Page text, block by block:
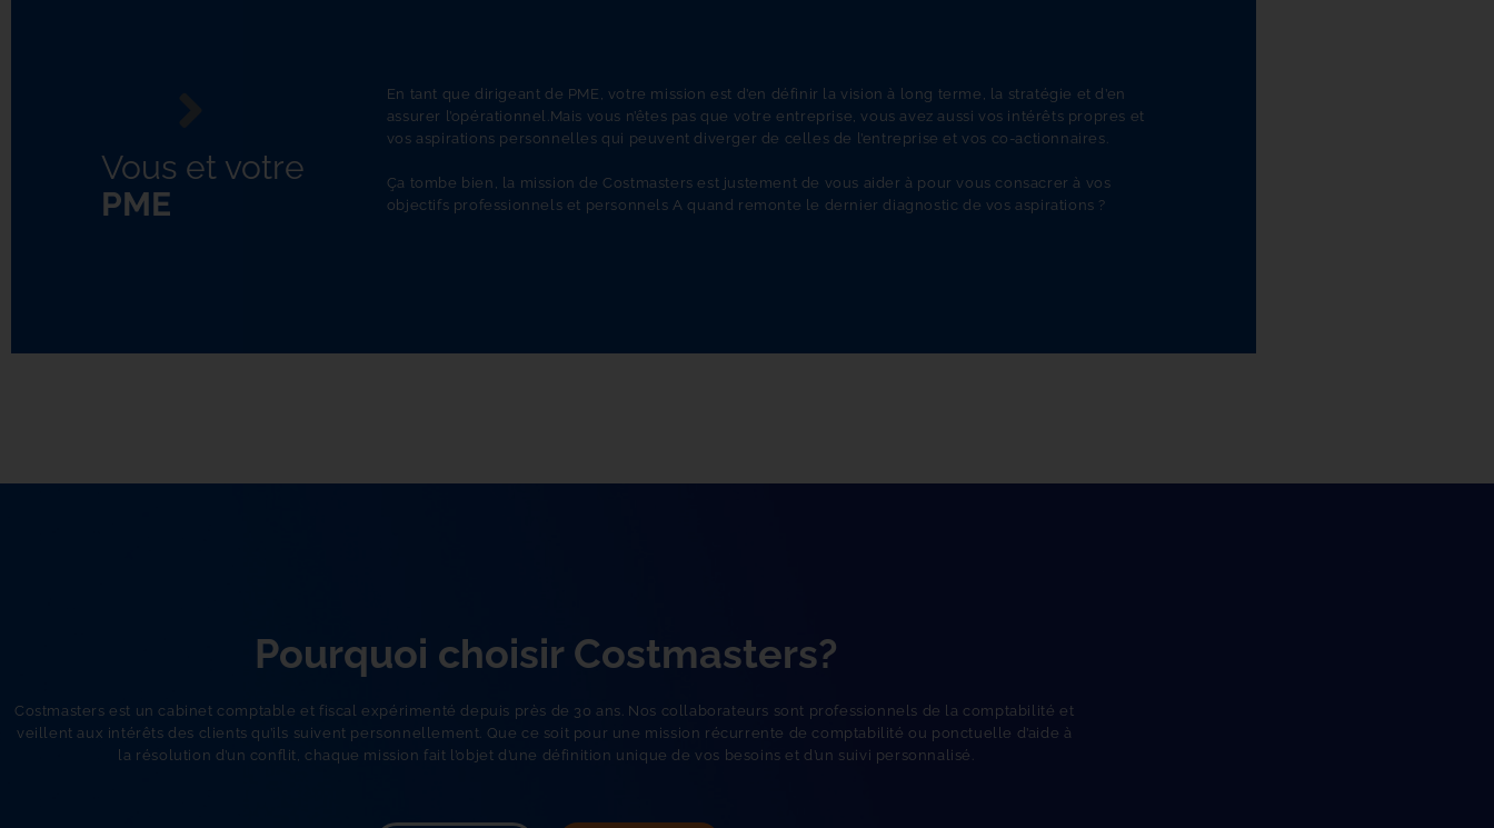
Vous et votre
PME
En tant que dirigeant de PME, votre mission est d’en définir la vision à long terme, la stratégie et d’en
assurer l’opérationnel.Mais vous n’êtes pas que votre entreprise, vous avez aussi vos intérêts propres et
vos aspirations personnelles qui peuvent diverger de celles de l’entreprise et vos co-actionnaires.
Ça tombe bien, la mission de Costmasters est justement de vous aider à pour vous consacrer à vos
objectifs professionnels et personnels A quand remonte le dernier diagnostic de vos aspirations ?
Pourquoi choisir Costmasters?
Costmasters est un cabinet comptable et fiscal expérimenté depuis près de 30 ans. Nos collaborateurs sont professionnels de la comptabilité et
veillent aux intérêts des clients qu’ils suivent personnellement. Que ce soit pour une mission récurrente de comptabilité ou ponctuelle d’aide à
la résolution d’un conflit, chaque mission fait l’objet d’une définition unique de vos besoins et d’un suivi personnalisé.